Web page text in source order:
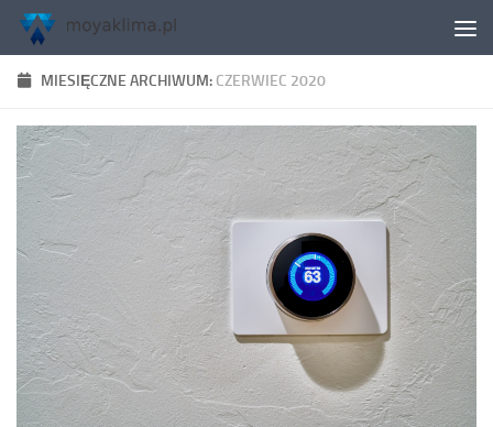
Skip to content
MIESIĘCZNE ARCHIWUM: CZERWIEC 2020